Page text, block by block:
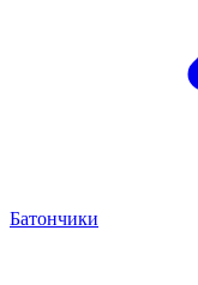
Батончики